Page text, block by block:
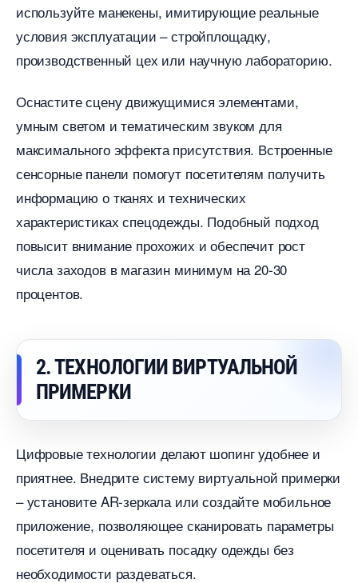
используйте манекены, имитирующие реальные
условия эксплуатации – стройплощадку,
производственный цех или научную лабораторию.
Оснастите сцену движущимися элементами,
умным светом и тематическим звуком для
максимального эффекта присутствия. Встроенные
сенсорные панели помогут посетителям получить
информацию о тканях и технических
характеристиках спецодежды. Подобный подход
повысит внимание прохожих и обеспечит рост
числа заходов в магазин минимум на 20-30
процентов.
2. ТЕХНОЛОГИИ ВИРТУАЛЬНОЙ
ПРИМЕРКИ
Цифровые технологии делают шопинг удобнее и
приятнее. Внедрите систему виртуальной примерки
– установите AR-зеркала или создайте мобильное
приложение, позволяющее сканировать параметры
посетителя и оценивать посадку одежды без
необходимости раздеваться.